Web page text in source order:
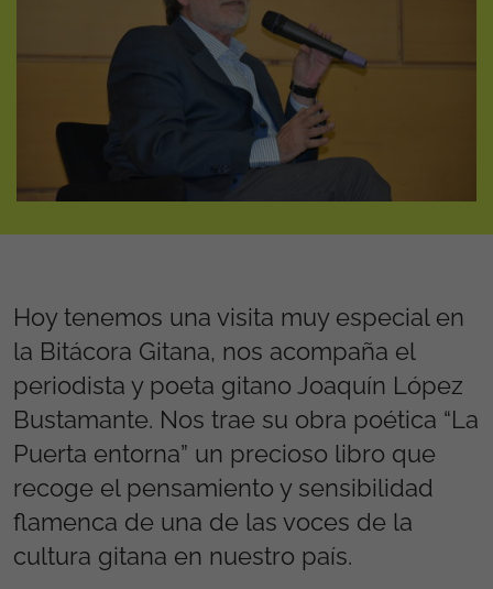
Hoy tenemos una visita muy especial en
la Bitácora Gitana, nos acompaña el
periodista y poeta gitano Joaquín López
Bustamante. Nos trae su obra poética “La
Puerta entorna” un precioso libro que
recoge el pensamiento y sensibilidad
flamenca de una de las voces de la
cultura gitana en nuestro país.